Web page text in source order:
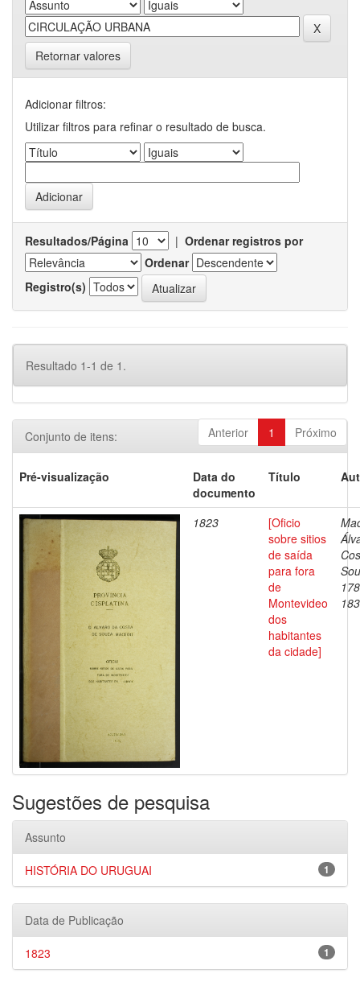
Retornar valores
Adicionar filtros:
Utilizar filtros para refinar o resultado de busca.
Resultados/Página | Ordenar registros por
Ordenar
Registro(s)
Resultado 1-1 de 1.
Anterior 1 Próximo
Conjunto de itens:
Pré-visualização
Data do
documento
Título
1823
[Oficio
sobre sitios
de saída
para fora
de
Montevideo
dos
habitantes
da cidade]
Sugestões de pesquisa
Assunto
1
HISTÓRIA DO URUGUAI
Data de Publicação
1
1823